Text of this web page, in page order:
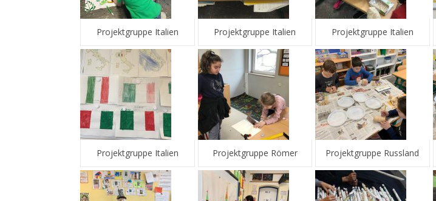
Projektgruppe Italien Projektgruppe Italien Projektgruppe Italien
Projektgruppe Italien Projektgruppe Römer Projektgruppe Russland